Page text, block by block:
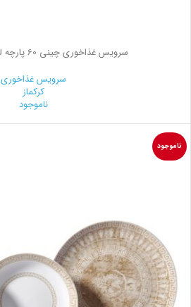
سرویس غذاخوری چینی 60 پارچه لیدیا کرکماز 8188
سرویس غذاخوری
کرکماز
ناموجود
ناموجود